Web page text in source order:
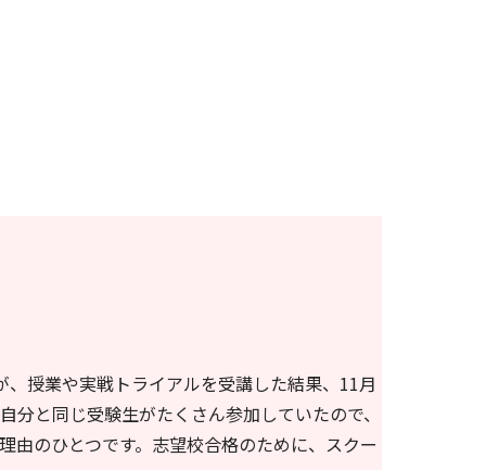
授業や実戦トライアルを受講した結果、11月
と同じ受験生がたくさん参加していたので、
のひとつです。志望校合格のために、スクー